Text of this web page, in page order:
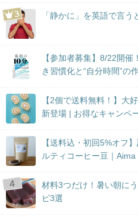
「静かに」を英語で言う
【参加者募集】8/22開
き習慣化と“自分時間”の
【2個で送料無料！】大
新登場 | お得なキャンペ
【送料込・初回5%オフ
ルティコーヒー豆｜Aima
材料3つだけ！暑い朝に
ピ3選